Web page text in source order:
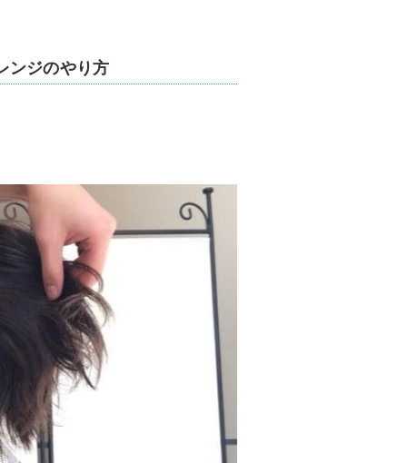
ンジのやり方